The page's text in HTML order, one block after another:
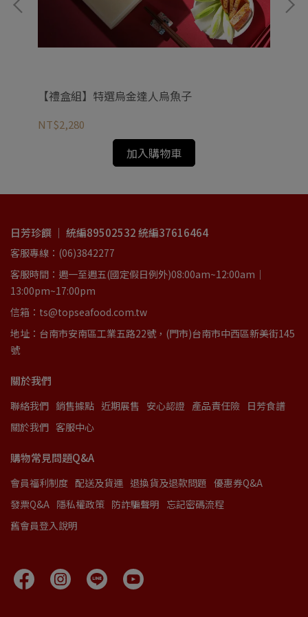
【禮盒組】特選烏金達人烏魚子
NT$2,280
加入購物車
日芳珍饌 ｜ 統編89502532 統編37616464
客服專線：(06)3842277
客服時間：週一至週五(國定假日例外)08:00am~12:00am｜
13:00pm~17:00pm
信箱：ts@topseafood.com.tw
地址：台南市安南區工業五路22號，(門市)台南市中西區新美街145
號
關於我們
聯絡我們 銷售據點 近期展售 安心認證 產品責任險 日芳食譜
關於我們 客服中心
購物常見問題Q&A
會員福利制度 配送及貨運 退換貨及退款問題 優惠券Q&A
發票Q&A 隱私權政策 防詐騙聲明 忘記密碼流程
舊會員登入說明